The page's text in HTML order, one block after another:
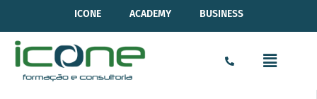
ICONE ACADEMY BUSINESS